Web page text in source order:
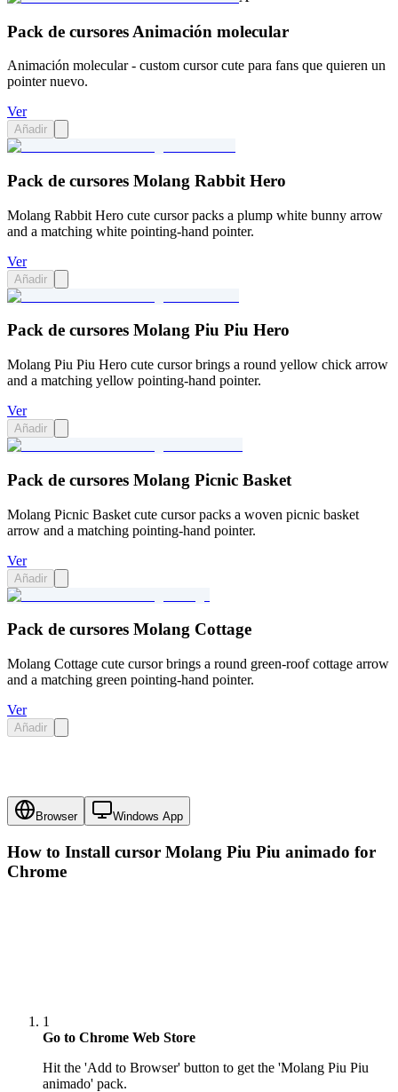
Pack de cursores Animación molecular
Animación molecular - custom cursor cute para fans que quieren un
pointer nuevo.
Ver
Añadir
Pack de cursores Molang Rabbit Hero
Molang Rabbit Hero cute cursor packs a plump white bunny arrow
and a matching white pointing-hand pointer.
Ver
Añadir
Pack de cursores Molang Piu Piu Hero
Molang Piu Piu Hero cute cursor brings a round yellow chick arrow
and a matching yellow pointing-hand pointer.
Ver
Añadir
Pack de cursores Molang Picnic Basket
Molang Picnic Basket cute cursor packs a woven picnic basket
arrow and a matching pointing-hand pointer.
Ver
Añadir
Pack de cursores Molang Cottage
Molang Cottage cute cursor brings a round green-roof cottage arrow
and a matching green pointing-hand pointer.
Ver
Añadir
Browser Windows App
How to Install cursor Molang Piu Piu animado for
Chrome
1
Go to Chrome Web Store
Hit the 'Add to Browser' button to get the 'Molang Piu Piu
animado' pack.